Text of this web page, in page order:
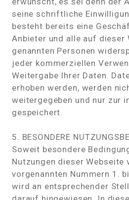
seine schriftliche
besteht bereits eine
Anbieter und alle auf dieser
genannten Personen
jeder kommerziellen
Weitergabe Ihrer Daten.
erhoben werden, werden
weitergegeben und nur zur
gespeichert.
5. BESONDERE
Soweit besondere
Nutzungen dieser Webseite
vorgenannten Nummern 1.
wird an entsprechender